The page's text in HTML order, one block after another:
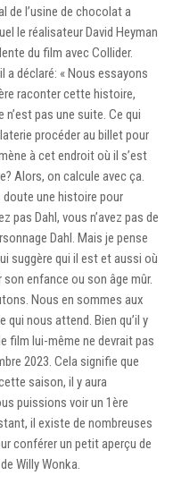
de l’usine de chocolat a
le réalisateur David Heyman
du film avec Collider.
déclaré: « Nous essayons
raconter cette histoire,
n’est pas une suite. Ce qui
procéder au billet pour
à cet endroit où il s’est
Alors, on calcule avec ça.
doute une histoire pour
pas Dahl, vous n’avez pas de
Dahl. Mais je pense
suggère qui il est et aussi où
enfance ou son âge mûr.
Nous en sommes aux
nous attend. Bien qu’il y
film lui-même ne devrait pas
2023. Cela signifie que
saison, il y aura
puissions voir un 1ère
il existe de nombreuses
conférer un petit aperçu de
Willy Wonka.